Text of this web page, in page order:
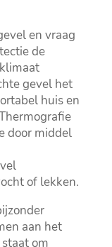
en vraag
de
gevel het
huis en
door middel
of lekken.​
aan het
om